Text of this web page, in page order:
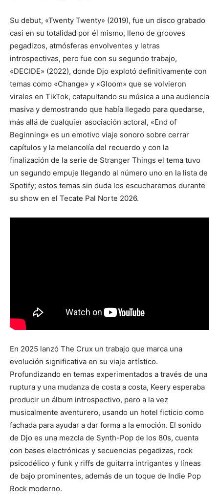
Su debut, «Twenty Twenty» (2019), fue un disco grabado
casi en su totalidad por él mismo, lleno de grooves
pegadizos, atmósferas envolventes y letras
introspectivas, pero fue con su segundo trabajo,
«DECIDE» (2022), donde Djo explotó definitivamente con
temas como «Change» y «Gloom» que se volvieron
virales en TikTok, catapultando su música a una audiencia
masiva y demostrando que había llegado para quedarse,
más allá de cualquier asociación actoral, «End of
Beginning» es un emotivo viaje sonoro sobre cerrar
capítulos y la melancolía del recuerdo y con la
finalización de la serie de Stranger Things el tema tuvo
un segundo empuje llegando al número uno en la lista de
Spotify; estos temas sin duda los escucharemos durante
su show en el Tecate Pal Norte 2026.
En 2025 lanzó The Crux un trabajo que marca una
evolución significativa en su viaje artístico.
Profundizando en temas experimentados a través de una
ruptura y una mudanza de costa a costa, Keery esperaba
producir un álbum introspectivo, pero a la vez
musicalmente aventurero, usando un hotel ficticio como
fachada para ayudar a dar forma a la emoción. El sonido
de Djo es una mezcla de Synth-Pop de los 80s, cuenta
con bases electrónicas y secuencias pegadizas, rock
psicodélico y funk y riffs de guitarra intrigantes y líneas
de bajo prominentes, además de un toque de Indie Pop
Rock moderno.